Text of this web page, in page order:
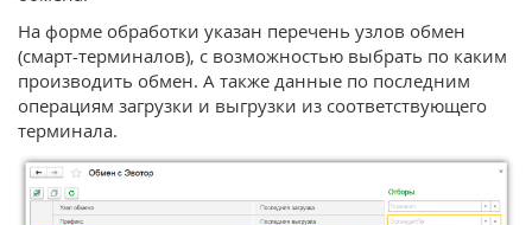
На форме обработки указан перечень узлов обмен
(смарт-терминалов), с возможностью выбрать по каким
производить обмен. А также данные по последним
операциям загрузки и выгрузки из соответствующего
терминала.